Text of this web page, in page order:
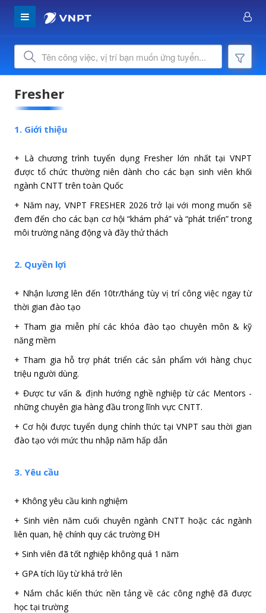
Fresher
1. Giới thiệu
+ Là chương trình tuyển dụng Fresher lớn nhất tại VNPT
được tổ chức thường niên dành cho các bạn sinh viên khối
ngành CNTT trên toàn Quốc
+ Năm nay, VNPT FRESHER 2026 trở lại với mong muốn sẽ
đem đến cho các bạn cơ hội “khám phá” và “phát triển” trong
môi trường năng động và đầy thử thách
2. Quyền lợi
+ Nhận lương lên đến 10tr/tháng tùy vị trí công việc ngay từ
thời gian đào tạo
+ Tham gia miễn phí các khóa đào tạo chuyên môn & kỹ
năng mềm
+ Tham gia hỗ trợ phát triển các sản phẩm với hàng chục
triệu người dùng.
+ Được tư vấn & định hướng nghề nghiệp từ các Mentors -
những chuyên gia hàng đầu trong lĩnh vực CNTT.
+ Cơ hội được tuyển dụng chính thức tại VNPT sau thời gian
đào tạo với mức thu nhập năm hấp dẫn
3. Yêu cầu
+ Không yêu cầu kinh nghiệm
+ Sinh viên năm cuối chuyên ngành CNTT hoặc các ngành
liên quan, hệ chính quy các trường ĐH
+ Sinh viên đã tốt nghiệp không quá 1 năm
+ GPA tích lũy từ khá trở lên
+ Nắm chắc kiến thức nền tảng về các công nghệ đã được
học tại trường